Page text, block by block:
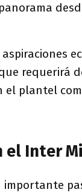
requerirá
el plantel
el Inter
importante